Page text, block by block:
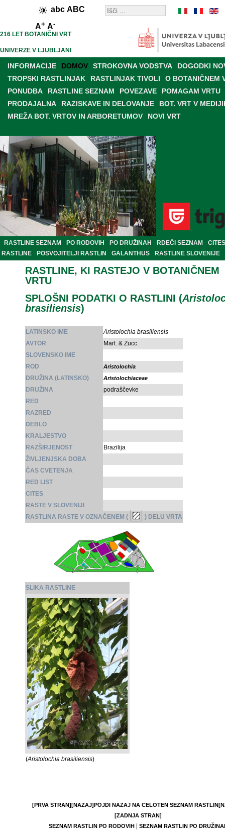
abc ABC
A+ A-
216 LET BOTANIČNI VRT
UNIVERZE V LJUBLJANI
INFORMACIJE DOMOV STROKOVNA VODSTVA
DOGODKI
TROPSKI RASTLINJAK
RASTLINJAK TIVOLI
O BOTANIČNEM
PONUDBA
RASTLINE SEZNAM POVEZAVE
POMAGAM VRTU
PRODAJALNA
RAZISKAVE IN DELOVANJE
BOT. VRT V
MREŽA BOT. VRTOV IN ARBORETUMOV
NOVI VRT
RASTLINE SEZNAM PO RODOVIH PO DRUŽINAH RDEČI SEZNAM
CITES
RASTLINE
POSVOJITELJI RASTLIN GALANTHUS RASTLINE SLOVENIJE
RASTLINE, KI RASTEJO V BOTANIČNEM
VRTU
SPLOŠNI PODATKI O RASTLINI (
brasiliensis)
LATINSKO IME
Aristolochia brasiliensis
AVTOR
Mart. & Zucc.
SLOVENSKO IME
ROD
Aristolochia
DRUŽINA (LATINSKO) Aristolochiaceae
DRUŽINA
podraščevke
RED
RAZRED
DEBLO
KRALJESTVO
RAZŠIRJENOST
Brazilija
ŽIVLJENJSKA DOBA
ČAS CVETENJA
RED LIST
CITES
RASTE V SLOVENIJI
RASTLINA RASTE V OZNAČENEM (
) DELU VRTA
SLIKA RASTLINE
(Aristolochia brasiliensis)
[PRVA STRAN][NAZAJ]POJDI NAZAJ NA CELOTEN SEZNAM RASTLIN
[ZADNJA STRAN]
SEZNAM RASTLIN PO RODOVIH|
SEZNAM RASTLIN PO